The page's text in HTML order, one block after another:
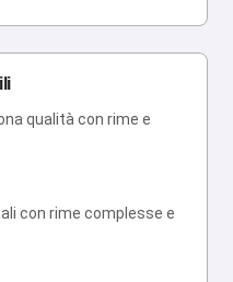
qualità con rime e
con rime complesse e